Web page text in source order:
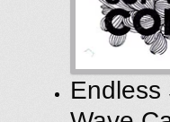
Endless